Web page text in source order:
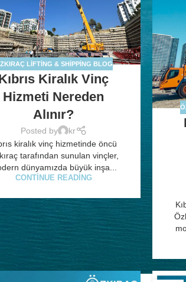
LIFTING & SHIPPING BLOG
Kiralık Vinç
Hizmeti Nereden
Alınır?
Posted by
kr
kiralık vinç hizmetinde öncü
tarafından sunulan vinçler,
dünyamızda büyük inşa...
CONTINUE READING